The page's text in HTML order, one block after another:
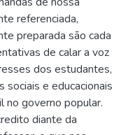
referenciada,
preparada são cada
de calar a voz
dos estudantes,
sociais e educacionais
no governo popular.
diante da